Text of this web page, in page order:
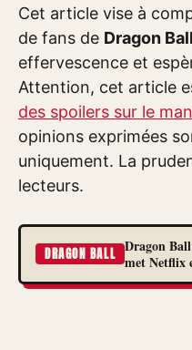
Cet article vise à
de fans de Dragon
effervescence et
Attention, cet article
des spoilers sur le
opinions exprimées
uniquement. La
lecteurs.
DRAGON BALL Dragon
met Netflix